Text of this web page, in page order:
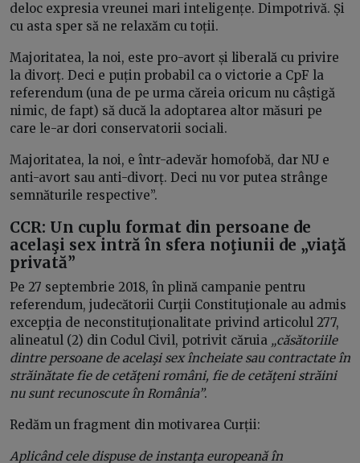
deloc expresia vreunei mari inteligențe. Dimpotrivă. Și
cu asta sper să ne relaxăm cu toții.
Majoritatea, la noi, este pro-avort și liberală cu privire
la divorț. Deci e puțin probabil ca o victorie a CpF la
referendum (una de pe urma căreia oricum nu câștigă
nimic, de fapt) să ducă la adoptarea altor măsuri pe
care le-ar dori conservatorii sociali.
Majoritatea, la noi, e într-adevăr homofobă, dar NU e
anti-avort sau anti-divorț. Deci nu vor putea strânge
semnăturile respective”.
CCR: Un cuplu format din persoane de
acelaşi sex intră în sfera noţiunii de „viaţă
privată”
Pe 27 septembrie 2018, în plină campanie pentru
referendum, judecătorii Curţii Constituţionale au admis
excepţia de neconstituţionalitate privind articolul 277,
alineatul (2) din Codul Civil, potrivit căruia „căsătoriile
dintre persoane de acelaşi sex încheiate sau contractate în
străinătate fie de cetăţeni români, fie de cetăţeni străini
nu sunt recunoscute în România”.
Redăm un fragment din motivarea Curții:
Aplicând cele dispuse de instanţa europeană în